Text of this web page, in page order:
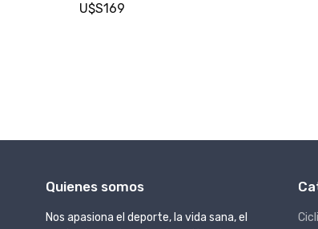
U$S169
Quienes somos
Nos apasiona el deporte, la vida sana, el